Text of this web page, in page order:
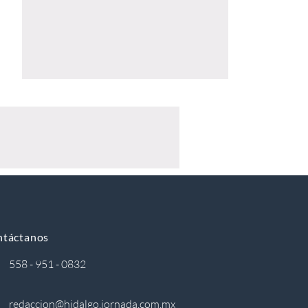
558 - 951 - 0832
redaccion@hidalgo.jornada.com.mx